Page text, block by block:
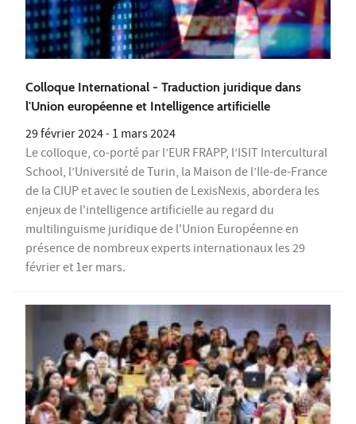
Colloque International - Traduction juridique dans
l'Union européenne et Intelligence artificielle
29 février 2024-1 mars 2024
Le colloque, co-porté par l’EUR FRAPP, l’ISIT Intercultural
School, l’Université de Turin, la Maison de l’Ile-de-France
de la CIUP et avec le soutien de LexisNexis, abordera les
enjeux de l'intelligence artificielle au regard du
multilinguisme juridique de l'Union Européenne en
présence de nombreux experts internationaux les 29
février et 1er mars.